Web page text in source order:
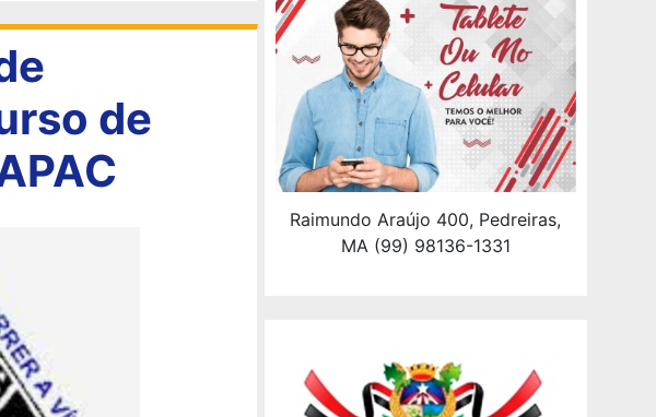
de
Raimundo Araújo 400, Pedreiras,
MA (99) 98136-1331